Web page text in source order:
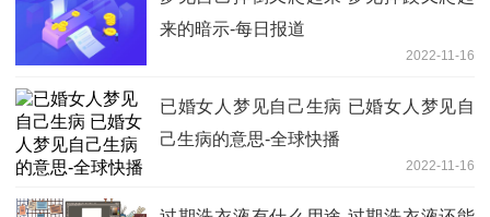
来的暗示-每日报道
2022-11-16
已婚女人梦见自己生病 已婚女人梦见自
己生病的意思-全球快播
2022-11-16